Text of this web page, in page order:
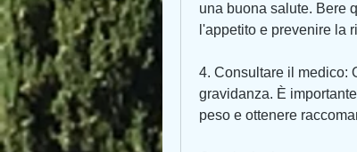
una buona salute. Bere
l'appetito e prevenire la
4. Consultare il medico:
gravidanza. È
peso e ottenere